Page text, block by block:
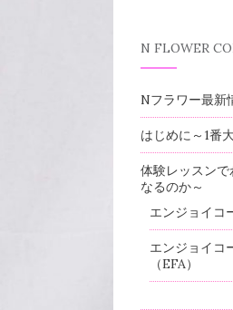
N FLOWER
Nフラワー最新
はじめに～1番
体験レッスン
なるのか～
エンジョイコ
エンジョイコ
（EFA）